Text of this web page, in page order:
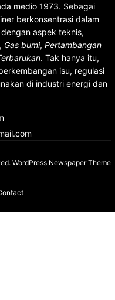
medio 1973. Sebagai
berkonsentrasi dalam
aspek teknis,
Gas bumi, Pertambangan
. Tak hanya itu,
isu, regulasi
di industri energi dan
WordPress Newspaper Theme